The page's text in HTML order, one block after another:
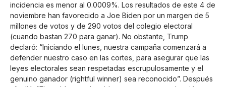
incidencia es menor al 0.0009%. Los resultados de este 4 de
noviembre han favorecido a Joe Biden por un margen de 5
millones de votos y de 290 votos del colegio electoral
(cuando bastan 270 para ganar). No obstante, Trump
declaró: “Iniciando el lunes, nuestra campaña comenzará a
defender nuestro caso en las cortes, para asegurar que las
leyes electorales sean respetadas escrupulosamente y el
genuino ganador (rightful winner) sea reconocido”. Después